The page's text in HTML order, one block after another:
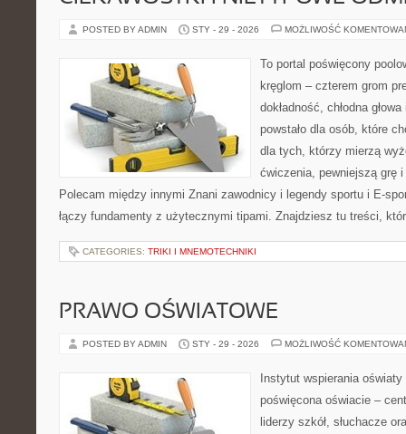
POSTED BY ADMIN STY - 29 - 2026 MOŻLIWOŚĆ
To portal poświęcony
kręglom – czterem grom
dokładność, chłodna
powstało dla osób, które
dla tych, którzy mierzą
ćwiczenia, pewniejszą grę
Polecam między innymi Znani zawodnicy i legendy sportu i E-
łączy fundamenty z użytecznymi tipami. Znajdziesz tu treści,
CATEGORIES: TRIKI I MNEMOTECHNIKI
PRAWO OŚWIATOWE
POSTED BY ADMIN STY - 29 - 2026 MOŻLIWOŚĆ
Instytut wspierania
poświęcona oświacie –
liderzy szkół, słuchacze